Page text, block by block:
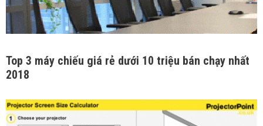
Top 3 máy chiếu giá rẻ dưới 10 triệu bán chạy nhất
2018